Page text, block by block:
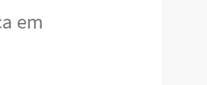
em